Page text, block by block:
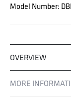
Model Number:
OVERVIEW
MORE